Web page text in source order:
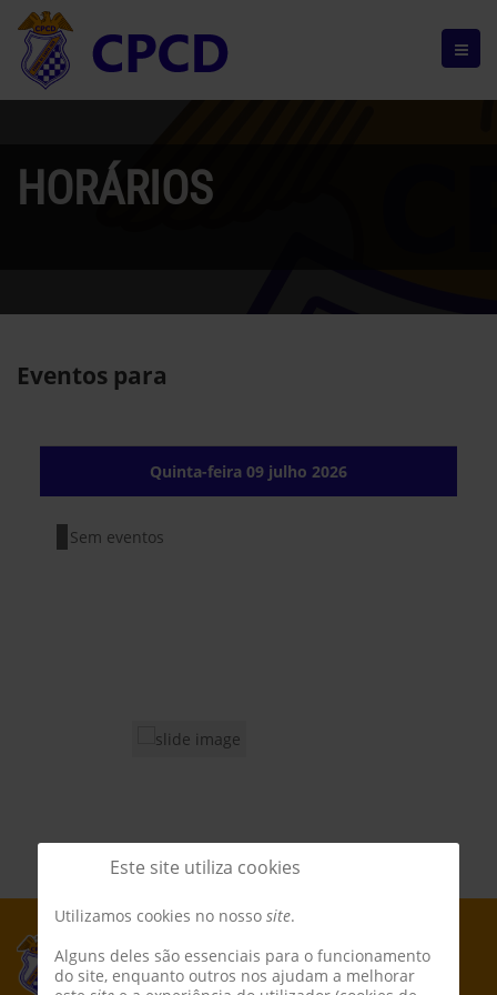
HORÁRIOS
Eventos para
Quinta-feira 09 julho 2026
Sem eventos
Este site utiliza cookies
Utilizamos cookies no nosso site.
Alguns deles são essenciais para o funcionamento
do site, enquanto outros nos ajudam a melhorar